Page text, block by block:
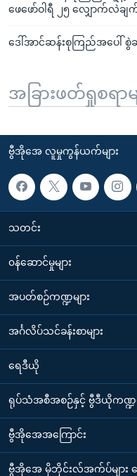
ဖေဖော်ဝါရီ ၂၅ လျှောက်လဲချ
ဒေါ်အာင်ဆန်းစုကြည်အပေါ်
အခြားဖတ်ရှုစရာမ
ဗွီအိုအေ လူမှုကွန်ယက်များ
သတင်း
၀န်ဆောင်မှုများ
အပတ်စဉ်ကဏ္ဍများ
အင်္ဂလိပ်သင်ခန်းစာများ
ရေဒီယို
ရုပ်သံအစီအစဉ်နှင့် ဗွီဒီယိုကဏ္ဍမ
ဗွီအိုအေအကြောင်း
ဗွီအိုအေ မိုဘိုင်းလ်အက်ပ်များ